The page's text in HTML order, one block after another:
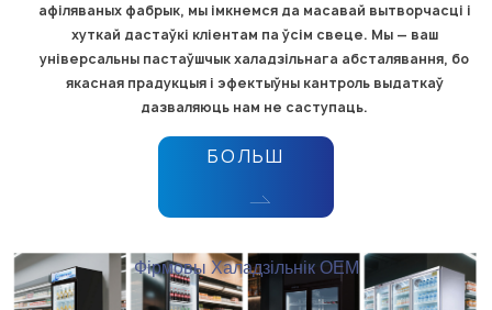
афіляваных фабрык, мы імкнемся да масавай вытворчасці і
хуткай дастаўкі кліентам па ўсім свеце. Мы — ваш
універсальны пастаўшчык халадзільнага абсталявання, бо
якасная прадукцыя і эфектыўны кантроль выдаткаў
дазваляюць нам не саступаць.
БОЛЬШ
Фірмовы Халадзільнік OEM